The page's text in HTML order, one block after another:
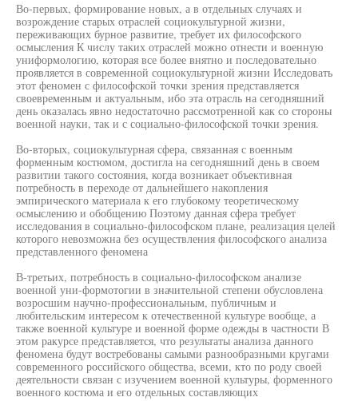
Во-первых, формирование новых, а в отдельных случаях и
возрождение старых отраслей социокультурной жизни,
переживающих бурное развитие, требует их философского
осмысления К числу таких отраслей можно отнести и военную
униформологию, которая все более внятно и последовательно
проявляется в современной социокультурной жизни Исследовать
этот феномен с философской точки зрения представляется
своевременным и актуальным, ибо эта отрасль на сегодняшний
день оказалась явно недостаточно рассмотренной как со стороны
военной науки, так и с социально-философской точки зрения.
Во-вторых, социокультурная сфера, связанная с военным
форменным костюмом, достигла на сегодняшний день в своем
развитии такого состояния, когда возникает объективная
потребность в переходе от дальнейшего накопления
эмпирического материала к его глубокому теоретическому
осмыслению и обобщению Поэтому данная сфера требует
исследования в социально-философском плане, реализация целей
которого невозможна без осуществления философского анализа
представленного феномена
В-третьих, потребность в социально-философском анализе
военной уни-формотогии в значительной степени обусловлена
возросшим научно-профессиональным, публичным и
любительским интересом к отечественной культуре вообще, а
также военной культуре и военной форме одежды в частности В
этом ракурсе представляется, что результаты анализа данного
феномена будут востребованы самыми разнообразными кругами
современного российского общества, всеми, кто по роду своей
деятельности связан с изучением военной культуры, форменного
военного костюма и его отдельных составляющих